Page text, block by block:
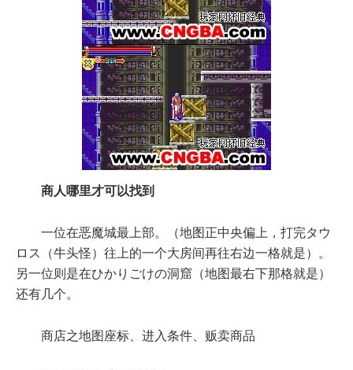
商人哪里才可以找到
一位在恶魔城最上部。（地图正中央偏上，打完タウ
ロス（牛头怪）往上的一个大房间再往右边一格就是）。
另一位则是在ひかりごけの洞窟（地图最右下那格就是）
还有几个。
商店之地图座标、进入条件、贩卖商品